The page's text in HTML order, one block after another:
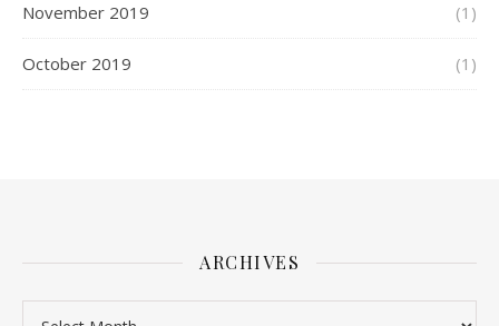
November 2019 (1)
October 2019 (1)
ARCHIVES